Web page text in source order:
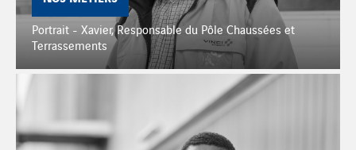
Portrait - Xavier, Responsable du Pôle Chaussées et
Terrassements